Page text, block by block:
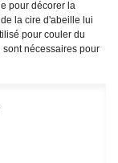
pour décorer la
la cire d'abeille lui
pour couler du
sont nécessaires pour